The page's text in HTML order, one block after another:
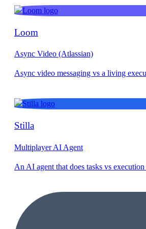
Loom
Async Video (Atlassian)
Stilla
Multiplayer AI Agent